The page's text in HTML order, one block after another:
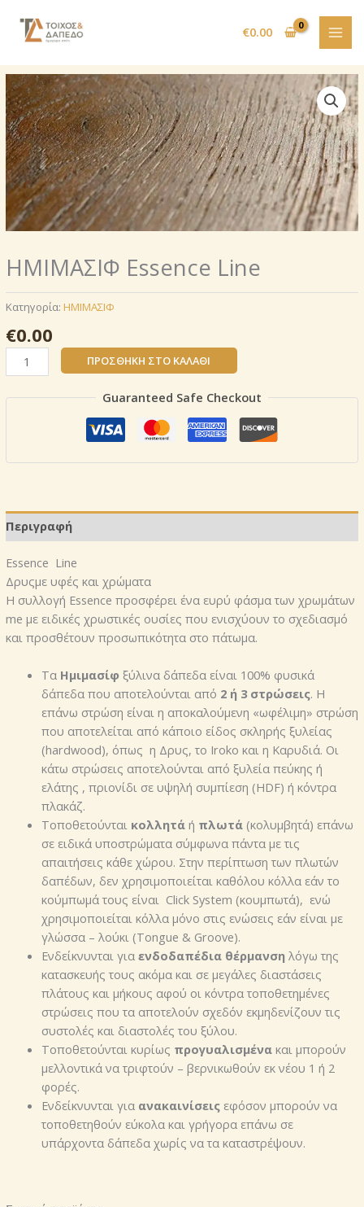
περιεχόμενο
€0.00
ΗΜΙΜΑΣΙΦ Essence Line
Κατηγορία: ΗΜΙΜΑΣΙΦ
€0.00
ΗΜΙΜΑΣΙΦ
Essence
Line
ΠΡΟΣΘΉΚΗ ΣΤΟ ΚΑΛΆΘΙ
Guaranteed Safe Checkout
Περιγραφή
Essence Line
Δρυςμε υφές και χρώματα
Η συλλογή Essence προσφέρει ένα ευρύ φάσμα των χρωμάτων
me με ειδικές χρωστικές ουσίες που ενισχύουν το σχεδιασμό
και προσθέτουν προσωπικότητα στο πάτωμα.
Τα Ημιμασίφ ξύλινα δάπεδα είναι 100% φυσικά
δάπεδα που αποτελούνται από 2 ή 3 στρώσεις. Η
επάνω στρώση είναι η αποκαλούμενη «ωφέλιμη» στρώση
που αποτελείται από κάποιο είδος σκληρής ξυλείας
(hardwood), όπως η Δρυς, το Iroko και η Καρυδιά. Οι
κάτω στρώσεις αποτελούνται από ξυλεία πεύκης ή
ελάτης , πριονίδι σε υψηλή συμπίεση (HDF) ή κόντρα
πλακάζ.
Τοποθετούνται κολλητάή πλωτά(κολυμβητά) επάνω
σε ειδικά υποστρώματα σύμφωνα πάντα με τις
απαιτήσεις κάθε χώρου. Στην περίπτωση των πλωτών
δαπέδων, δεν χρησιμοποιείται καθόλου κόλλα εάν το
κούμπωμά τους είναι Click System (κουμπωτά), ενώ
χρησιμοποιείται κόλλα μόνο στις ενώσεις εάν είναι με
γλώσσα – λούκι (Tongue & Groove).
Ενδείκνυνται για ενδοδαπέδια θέρμανσηλόγω της
κατασκευής τους ακόμα και σε μεγάλες διαστάσεις
πλάτους και μήκους αφού οι κόντρα τοποθετημένες
στρώσεις που τα αποτελούν σχεδόν εκμηδενίζουν τις
συστολές και διαστολές του ξύλου.
Τοποθετούνται κυρίως προγυαλισμένα και μπορούν
μελλοντικά να τριφτούν – βερνικωθούν εκ νέου 1 ή 2
φορές.
Ενδείκνυνται για ανακαινίσειςεφόσον μπορούν να
τοποθετηθούν εύκολα και γρήγορα επάνω σε
υπάρχοντα δάπεδα χωρίς να τα καταστρέψουν.